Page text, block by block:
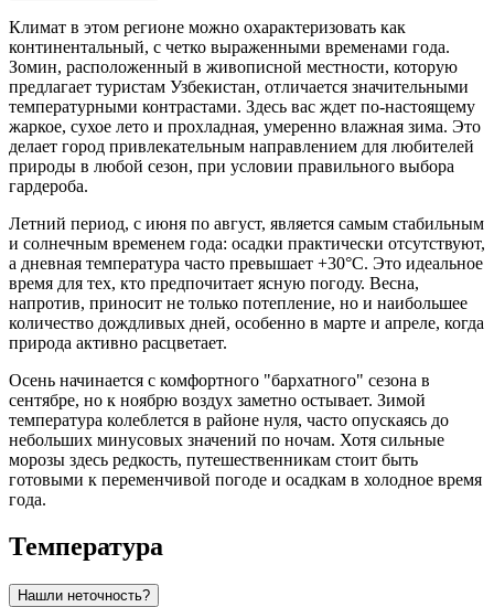
Климат в этом регионе можно охарактеризовать как
континентальный, с четко выраженными временами года.
Зомин, расположенный в живописной местности, которую
предлагает туристам Узбекистан, отличается значительными
температурными контрастами. Здесь вас ждет по-настоящему
жаркое, сухое лето и прохладная, умеренно влажная зима. Это
делает город привлекательным направлением для любителей
природы в любой сезон, при условии правильного выбора
гардероба.
Летний период, с июня по август, является самым стабильным
и солнечным временем года: осадки практически отсутствуют,
а дневная температура часто превышает +30°C. Это идеальное
время для тех, кто предпочитает ясную погоду. Весна,
напротив, приносит не только потепление, но и наибольшее
количество дождливых дней, особенно в марте и апреле, когда
природа активно расцветает.
Осень начинается с комфортного "бархатного" сезона в
сентябре, но к ноябрю воздух заметно остывает. Зимой
температура колеблется в районе нуля, часто опускаясь до
небольших минусовых значений по ночам. Хотя сильные
морозы здесь редкость, путешественникам стоит быть
готовыми к переменчивой погоде и осадкам в холодное время
года.
Температура
Нашли неточность?